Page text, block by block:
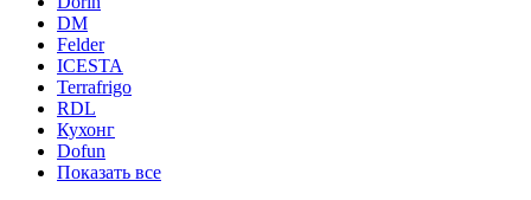
DM
Felder
ICESTA
Terrafrigo
RDL
Кухонг
Dofun
Показать все